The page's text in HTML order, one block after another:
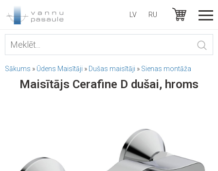
LV RU
Sākums » Ūdens Maisītāji » Dušas maisītāji » Sienas montāža
Maisītājs Cerafine D dušai, hroms